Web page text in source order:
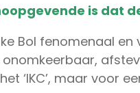
is dat
Bol fenomenaal
‘IKC’, maar voor